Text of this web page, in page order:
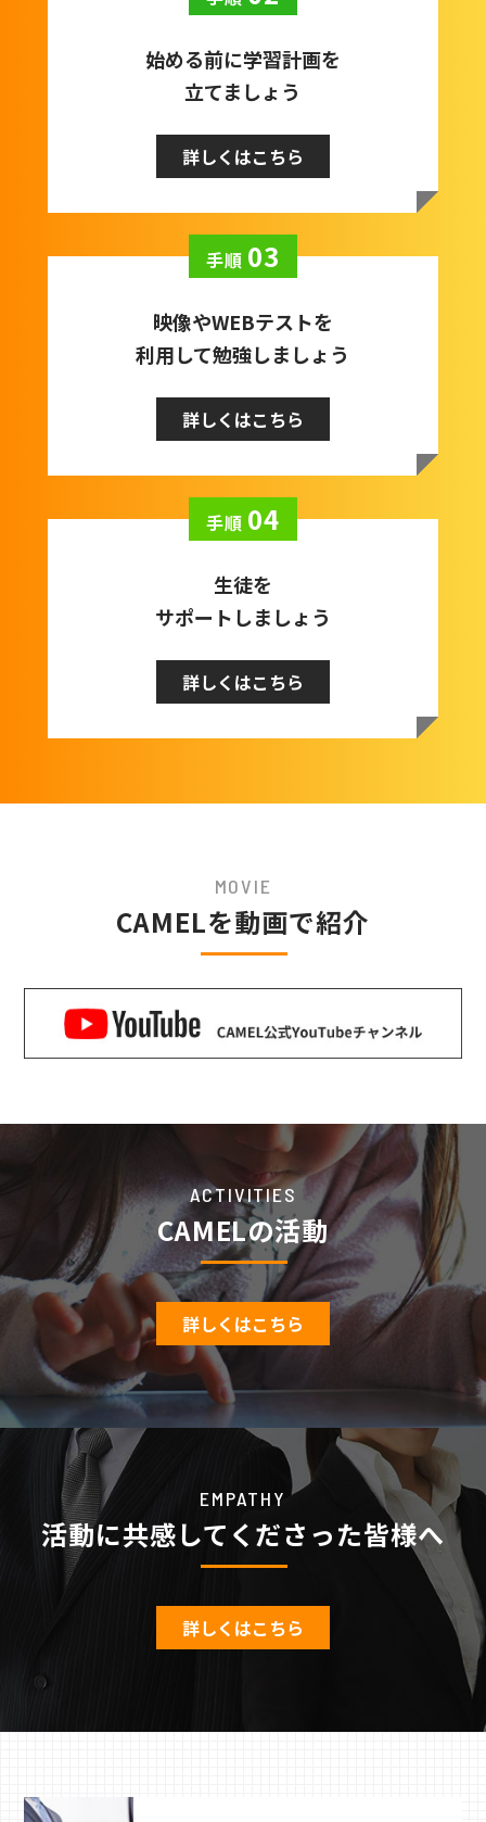
始める前に学習計画を
立てましょう
詳しくはこちら
手順 03
映像やWEBテストを
利用して勉強しましょう
詳しくはこちら
手順 04
生徒を
サポートしましょう
詳しくはこちら
MOVIE
CAMELを動画で紹介
ACTIVITIES
CAMELの活動
詳しくはこちら
EMPATHY
活動に共感してくださった皆様へ
詳しくはこちら